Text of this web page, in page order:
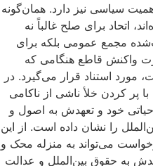
سیاسی نیز دارد. همان‌گونه
اتحاد برای صلح غالباً نه
مجمع عمومی بلکه برای
واکنش قاطع هنگامی‌ که
مورد استناد قرار می‌گیرد. در
پر کردن خلأ ناشی از ناکامی
خود و تعهدش به اصول و
را نشان داده است. از این‌
می‌تواند به ‌منزله‌ محک و
به حقوق بین‌الملل و عدالت